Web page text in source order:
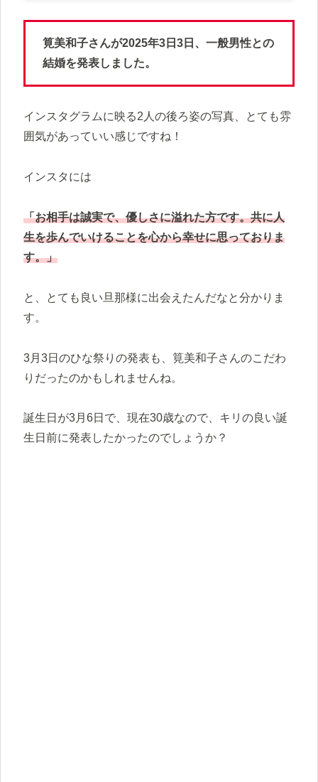
筧美和子さんが2025年3日3日、一般男性との
結婚を発表しました。
インスタグラムに映る2人の後ろ姿の写真、とても雰
囲気があっていい感じですね！
インスタには
「お相手は誠実で、優しさに溢れた方です。共に人
生を歩んでいけることを心から幸せに思っておりま
す。」
と、とても良い旦那様に出会えたんだなと分かりま
す。
3月3日のひな祭りの発表も、筧美和子さんのこだわ
りだったのかもしれませんね。
誕生日が3月6日で、現在30歳なので、キリの良い誕
生日前に発表したかったのでしょうか？